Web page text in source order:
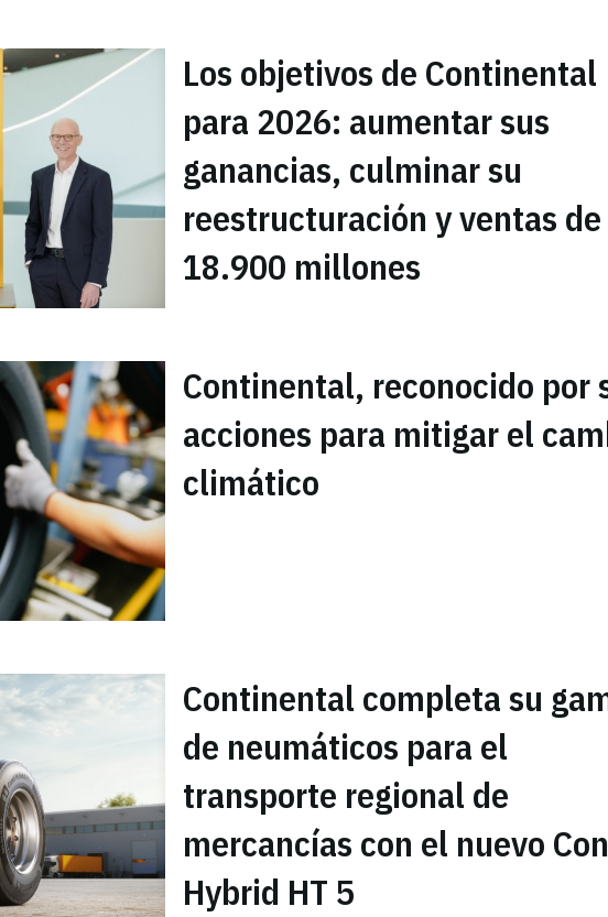
Los objetivos de Continental
para 2026: aumentar sus
ganancias, culminar su
reestructuración y ventas de
18.900 millones
Continental, reconocido por
acciones para mitigar el
climático
Continental completa su
de neumáticos para el
transporte regional de
mercancías con el nuevo
Hybrid HT 5